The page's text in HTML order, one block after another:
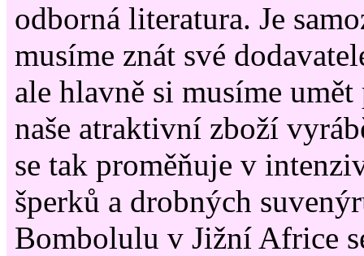
odborná literatura. Je
musíme znát své
ale hlavně si musíme
naše atraktivní zboží
se tak proměňuje v
šperků a drobných
Bombolulu v Jižní Africe